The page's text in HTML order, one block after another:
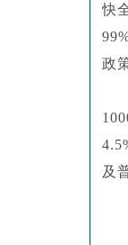
快
99
政
及